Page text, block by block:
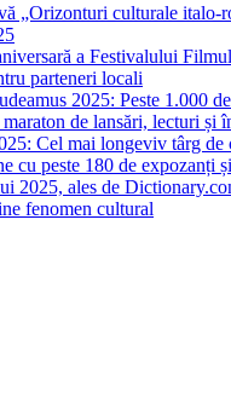
„Orizonturi culturale italo-
a Festivalului
parteneri locali
2025: Peste 1.000
de lansări, lecturi și
Cel mai longeviv târg de
cu peste 180 de expozanți
2025, ales de
fenomen cultural